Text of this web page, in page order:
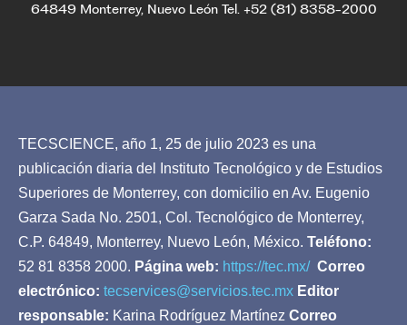
64849 Monterrey, Nuevo León Tel. +52 (81) 8358-2000
TECSCIENCE, año 1, 25 de julio 2023 es una
publicación diaria del Instituto Tecnológico y de Estudios
Superiores de Monterrey, con domicilio en Av. Eugenio
Garza Sada No. 2501, Col. Tecnológico de Monterrey,
C.P. 64849, Monterrey, Nuevo León, México. Teléfono:
52 81 8358 2000. Página web: https://tec.mx/ Correo
electrónico: tecservices@servicios.tec.mx Editor
responsable: Karina Rodríguez Martínez Correo